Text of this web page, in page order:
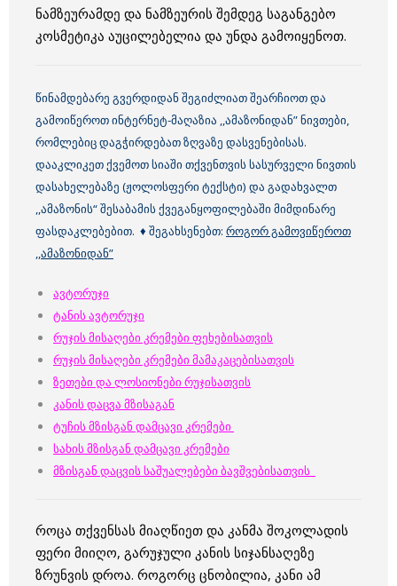
ნამზეურამდე და ნამზეურის შემდეგ საგანგებო
კოსმეტიკა აუცილებელია და უნდა გამოიყენოთ.
წინამდებარე გვერდიდან შეგიძლიათ შეარჩიოთ და
გამოიწეროთ ინტერნეტ-მაღაზია ,,ამაზონიდან” ნივთები,
რომლებიც დაგჭირდებათ ზღვაზე დასვენებისას.
დააკლიკეთ ქვემოთ სიაში თქვენთვის სასურველი ნივთის
დასახელებაზე (ჟოლოსფერი ტექსტი) და გადახვალთ
,,ამაზონის“ შესაბამის ქვეგანყოფილებაში მიმდინარე
ფასდაკლებებით. ♦ შეგახსენებთ: როგორ გამოვიწეროთ
,,ამაზონიდან”
ავტორუჯი
ტანის ავტორუჯი
რუჯის მისაღები კრემები ფეხებისათვის
რუჯის მისაღები კრემები მამაკაცებისათვის
ზეთები და ლოსიონები რუჯისათვის
კანის დაცვა მზისაგან
ტუჩის მზისგან დამცავი კრემები
სახის მზისგან დამცავი კრემები
მზისგან დაცვის საშუალებები ბავშვებისათვის
როცა თქვენსას მიაღწიეთ და კანმა შოკოლადის
ფერი მიიღო, გარუჯული კანის სიჯანსაღეზე
ზრუნვის დროა. როგორც ცნობილია, კანი ამ